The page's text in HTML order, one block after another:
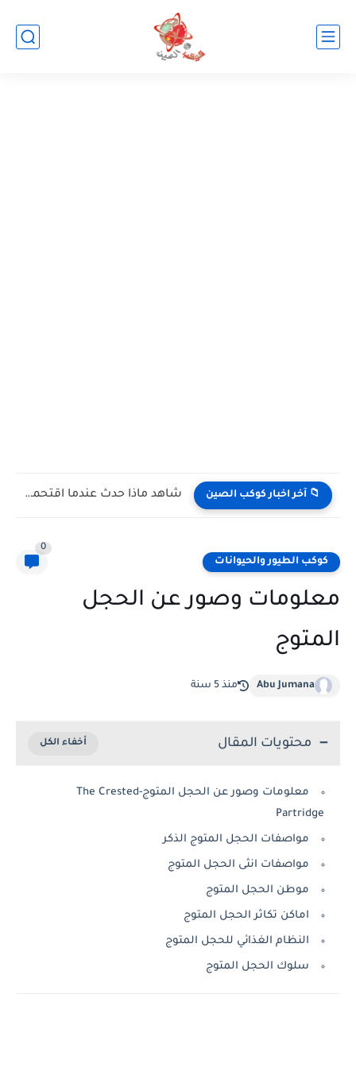
📁 آخر اخبار كوكب الصين شاهد كيف يتغلب النمس على الكوبرا في مواجهة تعتمد على...
كوكب الطيور والحيوانات
0
معلومات وصور عن الحجل
المتوج
Abu Jumana منذ 5 سنة
محتويات المقال
معلومات وصور عن الحجل المتوج-The Crested
Partridge
مواصفات الحجل المتوج الذكر
مواصفات انثى الحجل المتوج
موطن الحجل المتوج
اماكن تكاثر الحجل المتوج
النظام الغذائي للحجل المتوج
سلوك الحجل المتوج